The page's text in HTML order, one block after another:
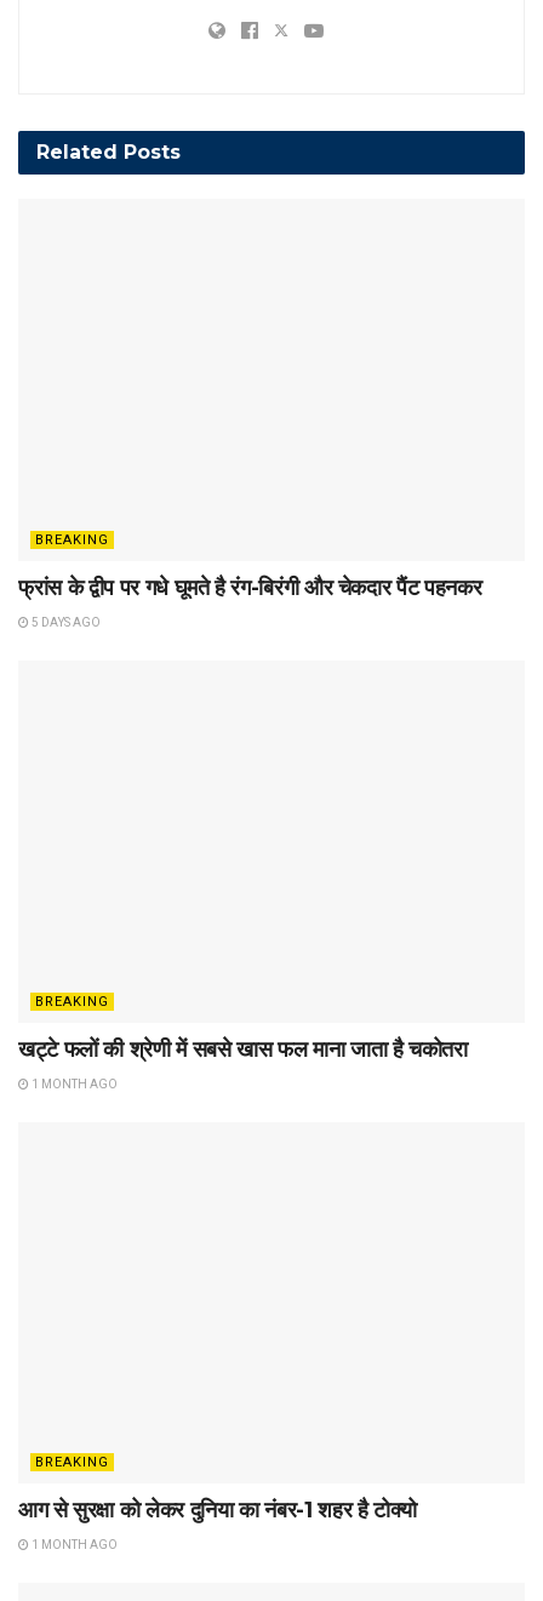
Related Posts
BREAKING
फ्रांस के द्वीप पर गधे घूमते है रंग-बिरंगी और चेकदार पैंट पहनकर
5 DAYS AGO
BREAKING
खट्टे फलों की श्रेणी में सबसे खास फल माना जाता है चकोतरा
1 MONTH AGO
BREAKING
आग से सुरक्षा को लेकर दुनिया का नंबर-1 शहर है टोक्यो
1 MONTH AGO